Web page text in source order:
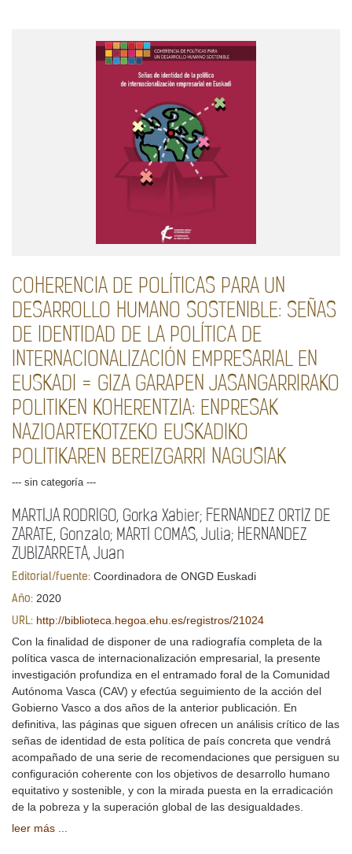
COHERENCIA DE POLÍTICAS PARA UN
DESARROLLO HUMANO SOSTENIBLE: SEÑAS
DE IDENTIDAD DE LA POLÍTICA DE
INTERNACIONALIZACIÓN EMPRESARIAL EN
EUSKADI = GIZA GARAPEN JASANGARRIRAKO
POLITIKEN KOHERENTZIA: ENPRESAK
NAZIOARTEKOTZEKO EUSKADIKO
POLITIKAREN BEREIZGARRI NAGUSIAK
--- sin categoría ---
MARTIJA RODRIGO, Gorka Xabier; FERNANDEZ ORTIZ DE
ZARATE, Gonzalo; MARTI COMAS, Julia; HERNANDEZ
ZUBIZARRETA, Juan
Editorial/fuente: Coordinadora de ONGD Euskadi
Año: 2020
URL: http://biblioteca.hegoa.ehu.es/registros/21024
Con la finalidad de disponer de una radiografía completa de la
política vasca de internacionalización empresarial, la presente
investigación profundiza en el entramado foral de la Comunidad
Autónoma Vasca (CAV) y efectúa seguimiento de la acción del
Gobierno Vasco a dos años de la anterior publicación. En
definitiva, las páginas que siguen ofrecen un análisis crítico de las
señas de identidad de esta política de país concreta que vendrá
acompañado de una serie de recomendaciones que persiguen su
configuración coherente con los objetivos de desarrollo humano
equitativo y sostenible, y con la mirada puesta en la erradicación
de la pobreza y la superación global de las desigualdades.
leer más ...